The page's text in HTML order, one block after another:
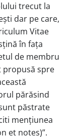
trecut la
dar pe care,
Vitae
în fața
de membru
propusă spre
părăsind
păstrate
mențiunea
et notes)”.